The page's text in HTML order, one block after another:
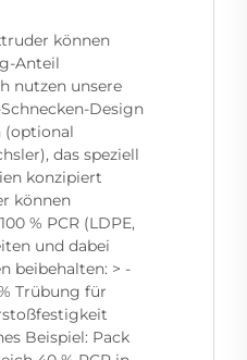
können
Anteil
nutzen unsere
Design
(optional
das speziell
konzipiert
können
% PCR (LDPE,
und dabei
beibehalten: > -
Trübung für
Beispiel: Pack